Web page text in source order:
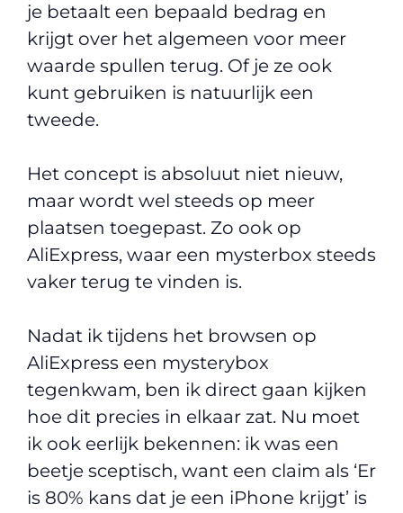
je betaalt een bepaald bedrag en
krijgt over het algemeen voor meer
waarde spullen terug. Of je ze ook
kunt gebruiken is natuurlijk een
tweede.
Het concept is absoluut niet nieuw,
maar wordt wel steeds op meer
plaatsen toegepast. Zo ook op
AliExpress, waar een mysterbox steeds
vaker terug te vinden is.
Nadat ik tijdens het browsen op
AliExpress een mysterybox
tegenkwam, ben ik direct gaan kijken
hoe dit precies in elkaar zat. Nu moet
ik ook eerlijk bekennen: ik was een
beetje sceptisch, want een claim als ‘Er
is 80% kans dat je een iPhone krijgt’ is